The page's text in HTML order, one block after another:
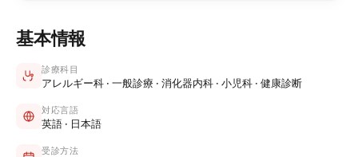
基本情報
診療科目
アレルギー科 · 一般診療 · 消化器内科 · 小児科 · 健康診断
対応言語
英語 · 日本語
受診方法